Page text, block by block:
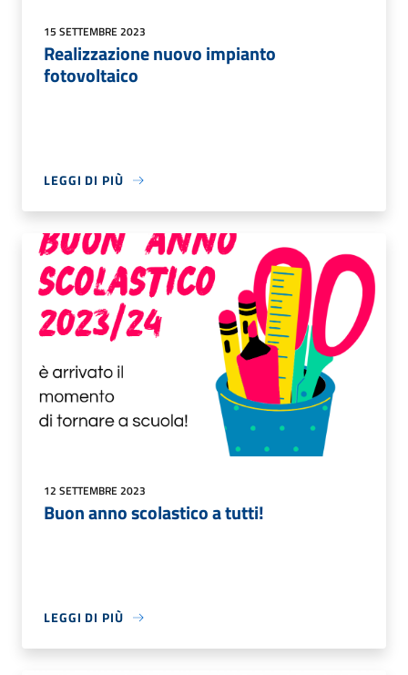
15 SETTEMBRE 2023
Realizzazione nuovo impianto
fotovoltaico
LEGGI DI PIÙ
12 SETTEMBRE 2023
Buon anno scolastico a tutti!
LEGGI DI PIÙ